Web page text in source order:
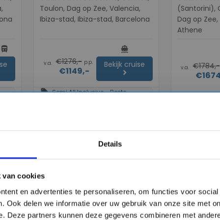
Details
van cookies
en advertenties te personaliseren, om functies voor
Ook delen we informatie over uw gebruik van onze site met
Deze partners kunnen deze gegevens combineren met
directions_bus
Toulon, Dag op Zee, Valencia,
Ibiza-stad, Ibiza-stad, Barcelona
v.a. €1276,- p.p.
€1149,-
directions_boat
Bekijk cruise
chevron_right
sell Semi All Inclusive - Beste
#Adults Only Cruises
(Santorini),
Dag op
Athene
v.a. €1784,-
favorite